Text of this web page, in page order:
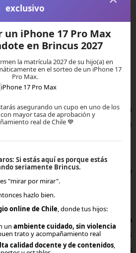
y aprender sin miedo.
donde todos
es que cada estudiante, sin
o ritmo, pueda
aprender con
.
son “diferentes”, son
, y
a toda la comunidad educativa.
clases interactivas y un
98%
libres Chile, Brincus
inclusiva onlinesí es
exclusivo
iPhone 17 Pro Max
en Brincus 2027
la matrícula 2027 de su hijo(a) en
en el sorteo de un iPhone 17
Pro Max.
asegurando un cupo en uno de los
mayor tasa de aprobación y
real de Chile 💙
Si estás aquí es porque estás
seriamente Brincus.
"mirar por mirar".
hazlo bien.
online de Chile, donde tus hijos:
unambiente cuidado, sin violencia
trato y acompañamiento real
calidad docente y de contenidos,